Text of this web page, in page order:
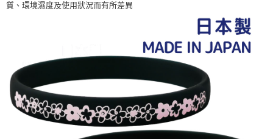
質、環境濕度及使用狀況而有所差異